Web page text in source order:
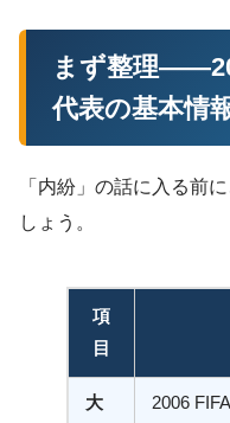
まず整理
代表の基本情
「内紛」の話に入る前
しょう。
項
目
大
2006